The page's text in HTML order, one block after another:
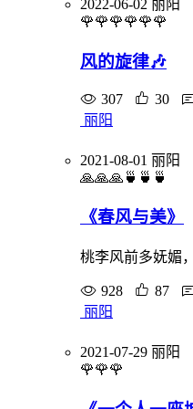
2022-06-02 丽阳
🌹🌹🌹🌹🌹🌹
风的旋律🎶
307 30
丽阳
2021-08-01 丽阳
🙏🙏🙏🍵🍵🍵
《春风与美》
桃李风前多妩媚
928 87
丽阳
2021-07-29 丽阳
🌹🌹🌹